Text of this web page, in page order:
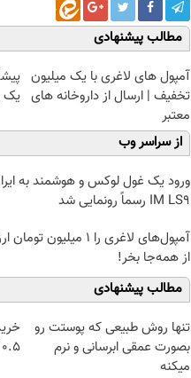
مطالب پیشنهادی
آمپول های لاغری با یک میلیون
تخفیف | ارسال از داروخانه های
معتبر
یک
از سراسر وب
ورود یک غول لوکس و هوشمند به
IM LS9 رسماً رونمایی شد
آمپول‌های لاغری را ۱ میلیون
از همه‌جا بخر!
مطالب پیشنهادی
تنها روش طبیعی که پوستت رو
بصورت عمقی ابرسانی و نرم
میکنه
۰.۵ گرم تا ۱۰ گرم